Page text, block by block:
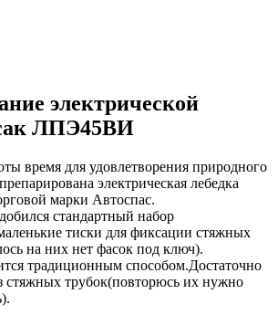
электрической
ЛПЭ45ВИ
время для удовлетворения природного
электрическая лебедка
марки Автоспас.
стандартный набор
тиски для фиксации стяжных
на них нет фасок под ключ).
традиционным способом.Достаточно
стяжных трубок(повторюсь их нужно